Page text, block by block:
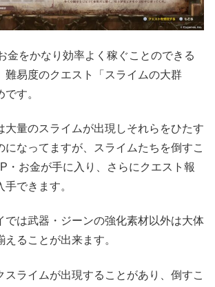
金をかなり効率よく稼ぐことのできる
難易度のクエスト「スライムの大群
す。
大量のスライムが出現しそれらをひたす
になってますが、スライムたちを倒すこ
・お金が手に入り、さらにクエスト報
できます。
では武器・ジーンの強化素材以外は大体
ることが出来ます。
スライムが出現することがあり、倒すこ